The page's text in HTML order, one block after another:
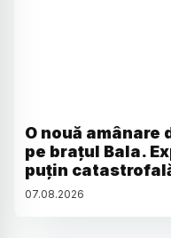
O nouă
pe brațul Bala.
puțin
07.08.2026